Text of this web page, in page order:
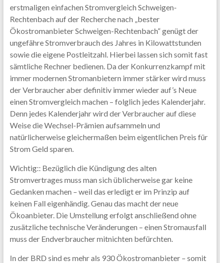
erstmaligen einfachen Stromvergleich Schweigen-
Rechtenbach auf der Recherche nach „bester
Ökostromanbieter Schweigen-Rechtenbach“ genügt der
ungefähre Stromverbrauch des Jahres in Kilowattstunden
sowie die eigene Postleitzahl. Hierbei lassen sich somit fast
sämtliche Rechner bedienen. Da der Konkurrenzkampf mit
immer modernen Stromanbietern immer stärker wird muss
der Verbraucher aber definitiv immer wieder auf’s Neue
einen Stromvergleich machen – folglich jedes Kalenderjahr.
Denn jedes Kalenderjahr wird der Verbraucher auf diese
Weise die Wechsel-Prämien aufsammeln und
natürlicherweise gleichermaßen beim eigentlichen Preis für
Strom Geld sparen.
Wichtig:: Bezüglich die Kündigung des alten
Stromvertrages muss man sich üblicherweise gar keine
Gedanken machen – weil das erledigt er im Prinzip auf
keinen Fall eigenhändig. Genau das macht der neue
Ökoanbieter. Die Umstellung erfolgt anschließend ohne
zusätzliche technische Veränderungen – einen Stromausfall
muss der Endverbraucher mitnichten befürchten.
In der BRD sind es mehr als 930 Ökostromanbieter – somit